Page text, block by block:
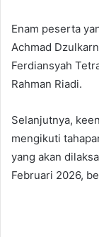
Enam peserta
Achmad
Ferdiansyah
Rahman Riadi.
Selanjutnya,
mengikuti
yang akan
Februari 2026,